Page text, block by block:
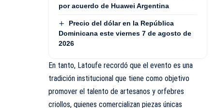
por acuerdo de Huawei Argentina
Precio del dólar en la República
Dominicana este viernes 7 de agosto de
2026
En tanto, Latoufe recordó que el evento es una
tradición institucional que tiene como objetivo
promover el talento de artesanos y orfebres
criollos, quienes comercializan piezas únicas